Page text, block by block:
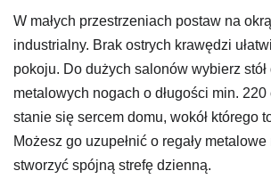
W małych przestrzeniach postaw na
industrialny. Brak ostrych krawędzi
pokoju. Do dużych salonów wybierz
metalowych nogach o długości min. 220
stanie się sercem domu, wokół którego
Możesz go uzupełnić o regały
stworzyć spójną strefę dzienną.